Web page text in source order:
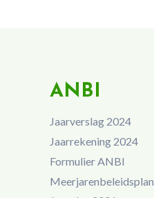
ANBI
Jaarverslag 2024
Jaarrekening 2024
Formulier ANBI
Meerjarenbeleidsplan